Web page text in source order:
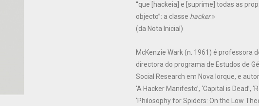
“que [hackeia] e [suprime] todas as
objecto”: a classe hacker.»
(da Nota Inicial)
McKenzie Wark (n. 1961) é professora
directora do programa de Estudos de
Social Research em Nova Iorque, e
‘A Hacker Manifesto’, ‘Capital is Dead’,
‘Philosophy for Spiders: On the Low